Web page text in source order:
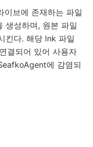
브에 존재하는 파일
생성하며, 원본 파일
킨다. 해당 lnk 파일
결되어 있어 사용자
에 감염되